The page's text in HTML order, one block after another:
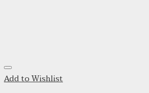
Add to Wishlist